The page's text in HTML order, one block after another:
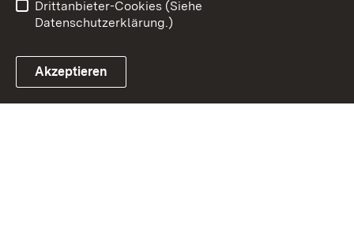
Drittanbieter-Cookies (Siehe
Datenschutzerklärung.)
Akzeptieren